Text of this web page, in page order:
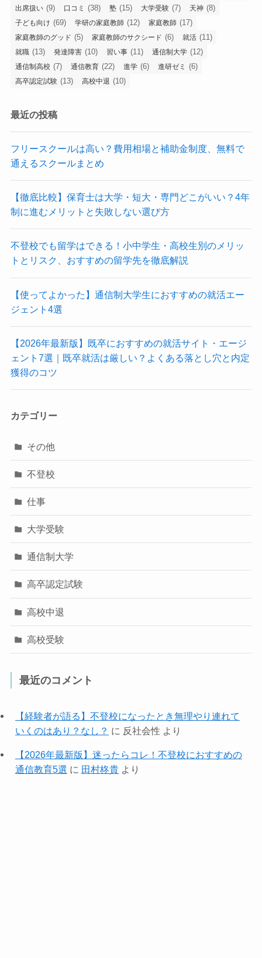
出席扱い (9) 口コミ (38) 塾 (15) 大学受験 (7) 天神 (8)
子ども向け (69) 学研の家庭教師 (12) 家庭教師 (17)
家庭教師のグッド (5) 家庭教師のサクシード (6) 就活 (11)
就職 (13) 発達障害 (10) 習い事 (11) 通信制大学 (12)
通信制高校 (7) 通信教育 (22) 進学 (6) 進研ゼミ (6)
高卒認定試験 (13) 高校中退 (10)
最近の投稿
フリースクールは高い？費用相場と補助金制度、無料で
通えるスクールまとめ
【徹底比較】保育士は大学・短大・専門どこがいい？4年
制に進むメリットと失敗しない選び方
不登校でも留学はできる！小中学生・高校生別のメリッ
トとリスク、おすすめの留学先を徹底解説
【使ってよかった】通信制大学生におすすめの就活エー
ジェント4選
【2026年最新版】既卒におすすめの就活サイト・エージ
ェント7選｜既卒就活は厳しい？よくある落とし穴と内定
獲得のコツ
カテゴリー
その他
不登校
仕事
大学受験
通信制大学
高卒認定試験
高校中退
高校受験
最近のコメント
【経験者が語る】不登校になったとき無理やり連れて
いくのはあり？なし？ に 反社会性 より
【2026年最新版】迷ったらコレ！不登校におすすめの
通信教育5選 に 田村柊貴より